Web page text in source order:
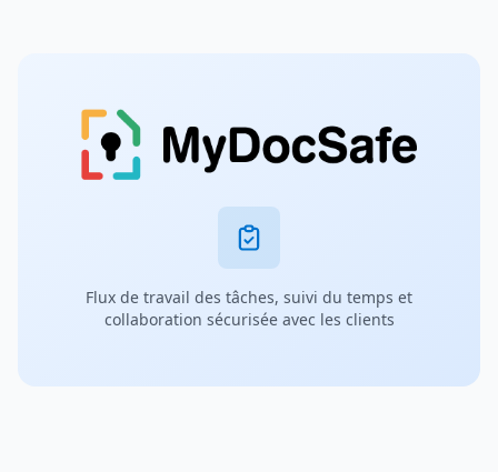
Flux de travail des tâches, suivi du temps et
collaboration sécurisée avec les clients